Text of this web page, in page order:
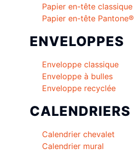
Papier en-tête classique
Papier en-tête Pantone®
ENVELOPPES
Enveloppe classique
Enveloppe à bulles
Enveloppe recyclée
CALENDRIERS
Calendrier chevalet
Calendrier mural